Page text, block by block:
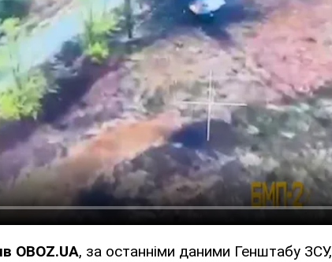
OBOZ.UA, за останніми даними Генштабу ЗСУ,